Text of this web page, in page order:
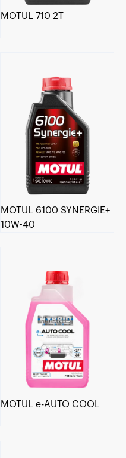
MOTUL 710 2T
MOTUL 6100 SYNERGIE+
10W-40
MOTUL e-AUTO COOL